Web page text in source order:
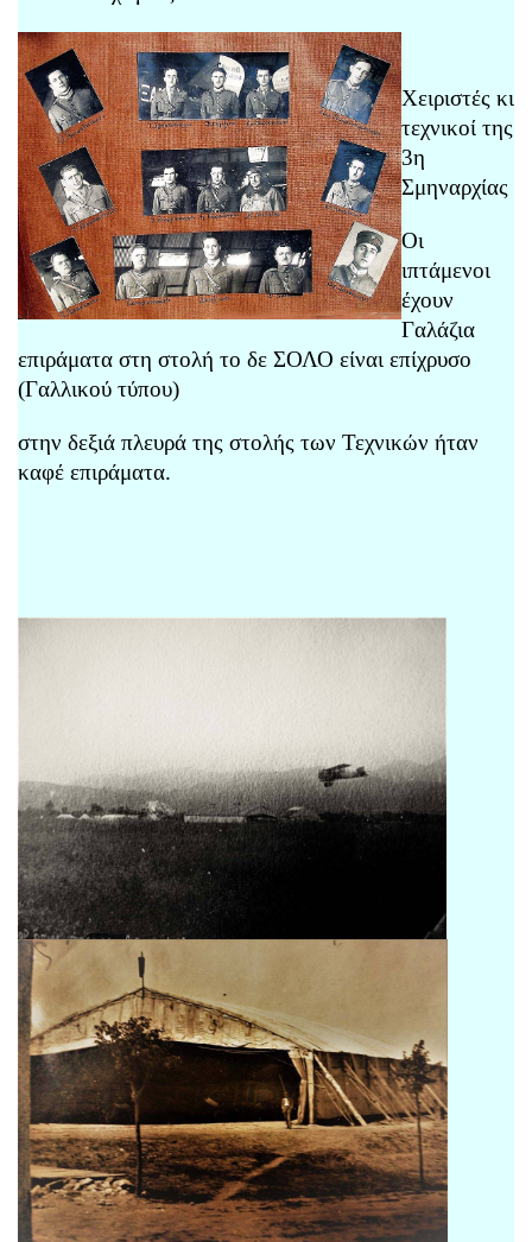
Χειριστές κι
τεχνικοί της
3η
Σμηναρχίας
Οι
ιπτάμενοι
έχουν
Γαλάζια
επιράματα στη στολή το δε ΣΟΛΟ είναι επίχρυσο
(Γαλλικού τύπου)
στην δεξιά πλευρά της στολής των Τεχνικών ήταν
καφέ επιράματα.